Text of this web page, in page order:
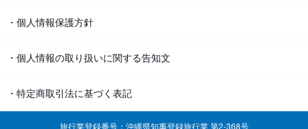
・個人情報保護方針
・個人情報の取り扱いに関する告知文
・特定商取引法に基づく表記
旅行業登録番号：沖縄県知事登録旅行業 第2-368号